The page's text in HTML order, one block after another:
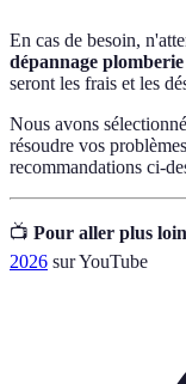
En cas de besoin,
dépannage
seront les frais et les
Nous avons
résoudre vos
recommandations ci-
📺 Pour aller plus
2026 sur YouTube